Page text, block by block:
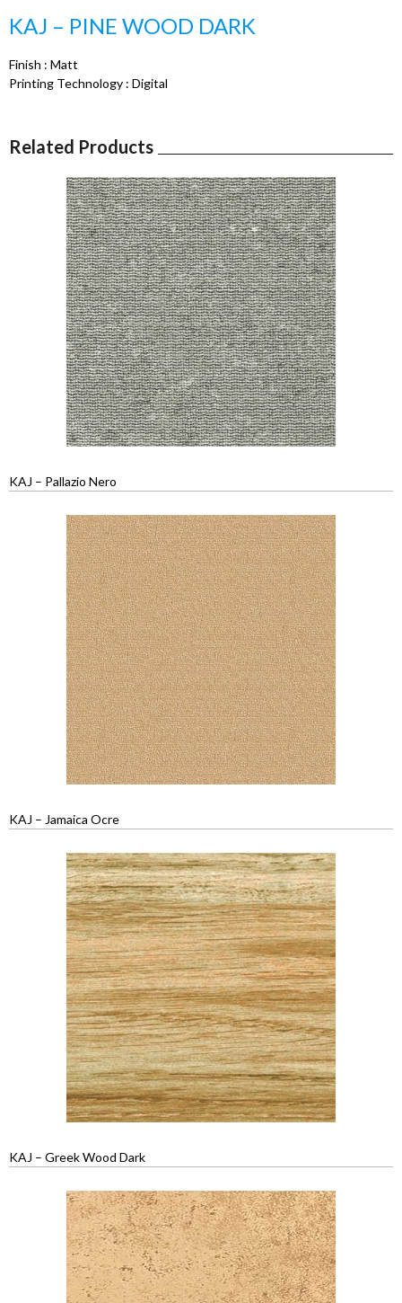
KAJ – PINE WOOD DARK
Finish : Matt
Printing Technology : Digital
Related Products
KAJ – Pallazio Nero
KAJ – Jamaica Ocre
KAJ – Greek Wood Dark